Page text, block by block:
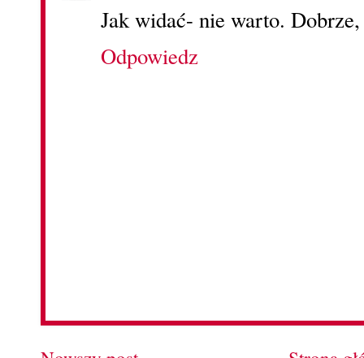
Jak widać- nie warto.
Odpowiedz